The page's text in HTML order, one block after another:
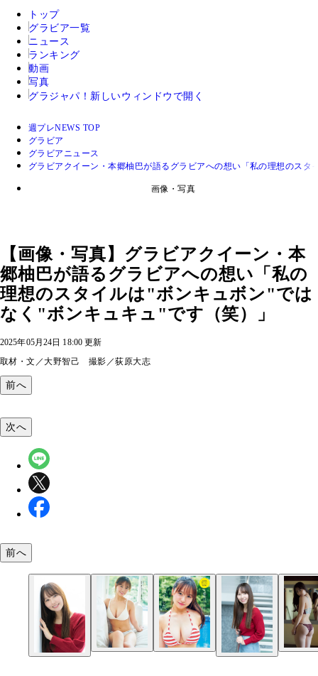
トップ
グラビア一覧
ニュース
ランキング
動画
写真
グラジャパ！ 新しいウィンドウで開く
週プレNEWS TOP
グラビア
グラビアニュース
グラビアクイーン・本郷柚巴が語るグラビアへの想い「私の理想のス
画像・写真
【画像・写真】グラビアクイーン・本
郷柚巴が語るグラビアへの想い「私の
理想のスタイルは"ボンキュボン"では
なく"ボンキュキュ"です（笑）」
2025年05月24日 18:00 更新
取材・文／大野智己 撮影／荻原大志
前へ
本郷柚巴
次へ
前へ